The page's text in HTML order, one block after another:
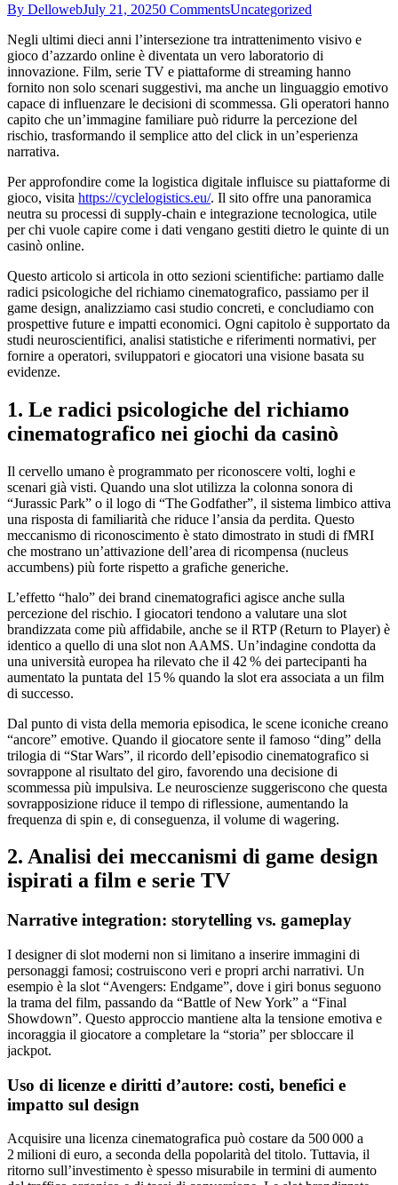
By DellowebJuly 21, 20250 CommentsUncategorized
Negli ultimi dieci anni l’intersezione tra intrattenimento visivo e
gioco d’azzardo online è diventata un vero laboratorio di
innovazione. Film, serie TV e piattaforme di streaming hanno
fornito non solo scenari suggestivi, ma anche un linguaggio emotivo
capace di influenzare le decisioni di scommessa. Gli operatori hanno
capito che un’immagine familiare può ridurre la percezione del
rischio, trasformando il semplice atto del click in un’esperienza
narrativa.
Per approfondire come la logistica digitale influisce su piattaforme di
gioco, visita https://cyclelogistics.eu/. Il sito offre una panoramica
neutra su processi di supply‑chain e integrazione tecnologica, utile
per chi vuole capire come i dati vengano gestiti dietro le quinte di un
casinò online.
Questo articolo si articola in otto sezioni scientifiche: partiamo dalle
radici psicologiche del richiamo cinematografico, passiamo per il
game design, analizziamo casi studio concreti, e concludiamo con
prospettive future e impatti economici. Ogni capitolo è supportato da
studi neuroscientifici, analisi statistiche e riferimenti normativi, per
fornire a operatori, sviluppatori e giocatori una visione basata su
evidenze.
1. Le radici psicologiche del richiamo
cinematografico nei giochi da casinò
Il cervello umano è programmato per riconoscere volti, loghi e
scenari già visti. Quando una slot utilizza la colonna sonora di
“Jurassic Park” o il logo di “The Godfather”, il sistema limbico attiva
una risposta di familiarità che riduce l’ansia da perdita. Questo
meccanismo di riconoscimento è stato dimostrato in studi di fMRI
che mostrano un’attivazione dell’area di ricompensa (nucleus
accumbens) più forte rispetto a grafiche generiche.
L’effetto “halo” dei brand cinematografici agisce anche sulla
percezione del rischio. I giocatori tendono a valutare una slot
brandizzata come più affidabile, anche se il RTP (Return to Player) è
identico a quello di una slot non AAMS. Un’indagine condotta da
una università europea ha rilevato che il 42 % dei partecipanti ha
aumentato la puntata del 15 % quando la slot era associata a un film
di successo.
Dal punto di vista della memoria episodica, le scene iconiche creano
“ancore” emotive. Quando il giocatore sente il famoso “ding” della
trilogia di “Star Wars”, il ricordo dell’episodio cinematografico si
sovrappone al risultato del giro, favorendo una decisione di
scommessa più impulsiva. Le neuroscienze suggeriscono che questa
sovrapposizione riduce il tempo di riflessione, aumentando la
frequenza di spin e, di conseguenza, il volume di wagering.
2. Analisi dei meccanismi di game design
ispirati a film e serie TV
Narrative integration: storytelling vs. gameplay
I designer di slot moderni non si limitano a inserire immagini di
personaggi famosi; costruiscono veri e propri archi narrativi. Un
esempio è la slot “Avengers: Endgame”, dove i giri bonus seguono
la trama del film, passando da “Battle of New York” a “Final
Showdown”. Questo approccio mantiene alta la tensione emotiva e
incoraggia il giocatore a completare la “storia” per sbloccare il
jackpot.
Uso di licenze e diritti d’autore: costi, benefici e
impatto sul design
Acquisire una licenza cinematografica può costare da 500 000 a
2 milioni di euro, a seconda della popolarità del titolo. Tuttavia, il
ritorno sull’investimento è spesso misurabile in termini di aumento